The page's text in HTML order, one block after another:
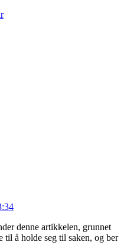
denne artikkelen, grunnet
til å holde seg til saken, og ber